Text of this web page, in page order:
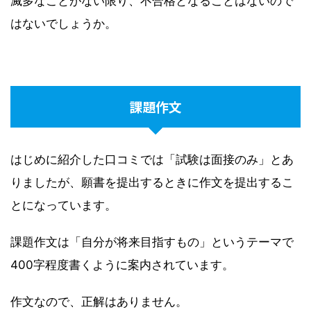
はないでしょうか。
課題作文
はじめに紹介した口コミでは「試験は面接のみ」とあ
りましたが、願書を提出するときに作文を提出するこ
とになっています。
課題作文は「自分が将来目指すもの」というテーマで
400字程度書くように案内されています。
作文なので、正解はありません。